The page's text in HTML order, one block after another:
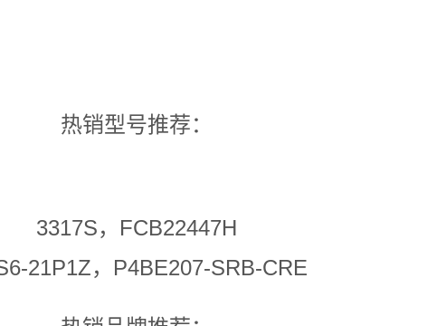
热销型号推荐：
3317S，FCB22447H
21P1Z，P4BE207-SRB-CRE